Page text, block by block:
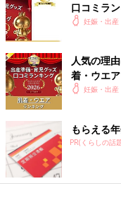
定番の枕は王冠型！
口コミラ
妊娠・出産
人気の理由
着・ウエ
賞2026】
妊娠・出産
もらえる
PR(くらしの話